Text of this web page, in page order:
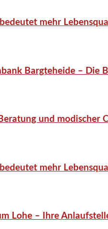
mehr
Bargteheide – Die
und modischer
mehr
Lohe – Ihre